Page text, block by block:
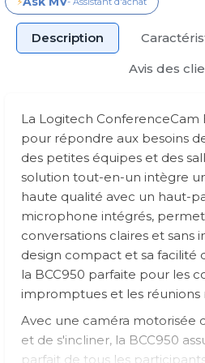
Description
Avis des
La Logitech ConferenceCam
pour répondre aux besoins
des petites équipes et des
solution tout-en-un intègre
haute qualité avec un haut-
microphone intégrés,
conversations claires et sans
design compact et sa facilité
la BCC950 parfaite pour les
impromptues et les réunions
Avec une caméra motorisée
et de s'incliner, la BCC950
parfait de tous les